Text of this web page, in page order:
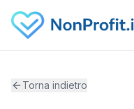
Vai al contenuto principale
Torna indietro